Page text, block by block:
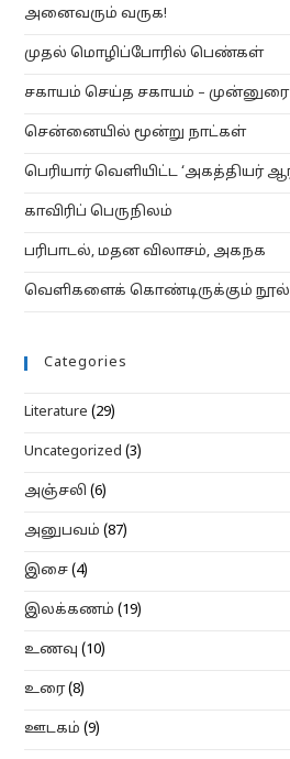
அனைவரும் வருக!
முதல் மொழிப்போரில் பெண்கள்
சகாயம் செய்த சகாயம் – முன்னுரை
சென்னையில் மூன்று நாட்கள்
பெரியார் வெளியிட்ட ‘அகத்தியர்
காவிரிப் பெருநிலம்
பரிபாடல், மதன விலாசம், அகநக
வெளிகளைக் கொண்டிருக்கும் நூல்
Categories
Literature (29)
Uncategorized (3)
அஞ்சலி (6)
அனுபவம் (87)
இசை (4)
இலக்கணம் (19)
உணவு (10)
உரை(8)
ஊடகம் (9)